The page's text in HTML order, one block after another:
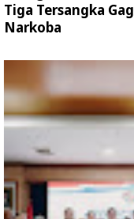
Tiga Tersangka
Narkoba